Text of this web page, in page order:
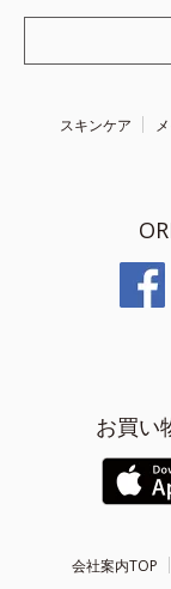
スキンケア
お買い
会社案内TOP